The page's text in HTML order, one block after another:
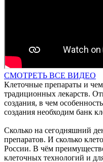
СМОТРЕТЬ ВСЕ ВИДЕО
Клеточные препараты и
традиционных лекарств.
создания, в чем
создания необходим банк
Сколько на сегодняшний
препаратов. И сколько
России. В чём
клеточных технологий и